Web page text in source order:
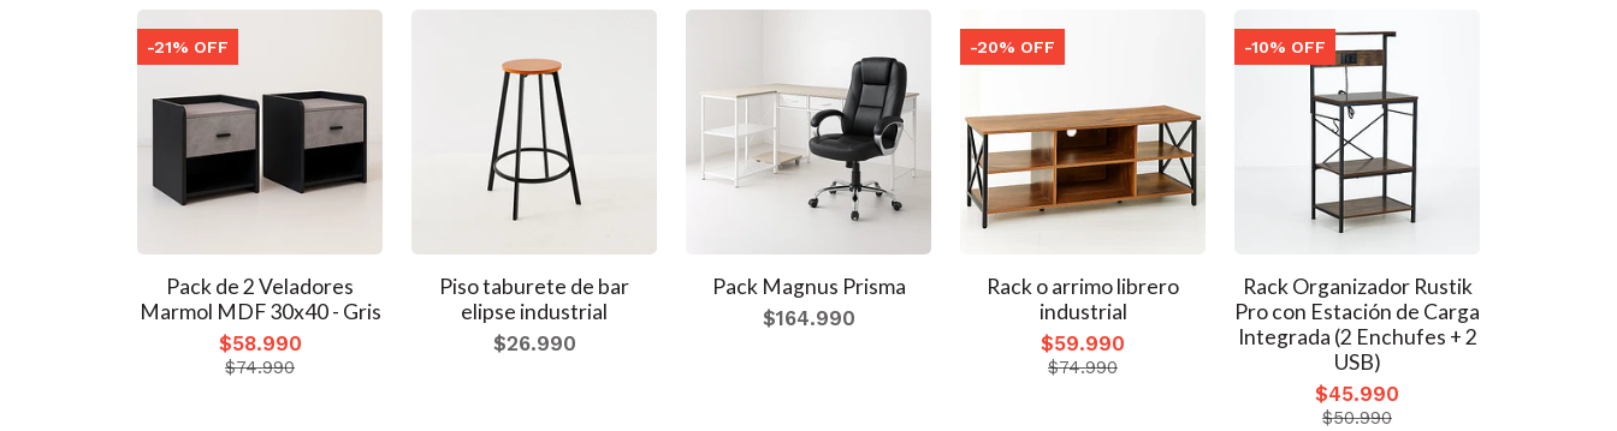
-21% OFF
Pack de 2 Veladores
Marmol MDF 30x40 - Gris
$58.990
$74.990
Piso taburete de bar
elipse industrial
$26.990
Pack Magnus Prisma
$164.990
-20% OFF
Rack o arrimo librero
industrial
$59.990
$74.990
-10% OFF
Rack Organizador Rustik
Pro con Estación de Carga
Integrada (2 Enchufes + 2
USB)
$45.990
$50.990